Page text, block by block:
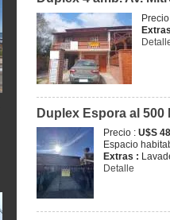
Duplex Espora al 500
Precio : U$S
Espacio
Extras :
Detalle